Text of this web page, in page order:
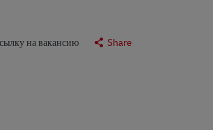
на вакансию Share